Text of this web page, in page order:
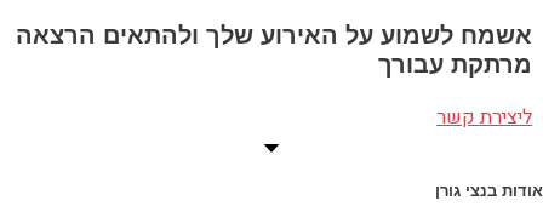
אשמח לשמוע על האירוע שלך ולהתאים הרצאה
מרתקת עבורך
ליצירת קשר
אודות בנצי גורן